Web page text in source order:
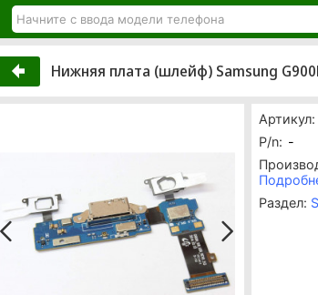
Нижняя плата (шлейф) Samsung
Артикул:
P/n: -
Раздел: